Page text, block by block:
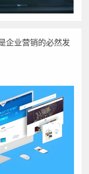
企业营销的必然发